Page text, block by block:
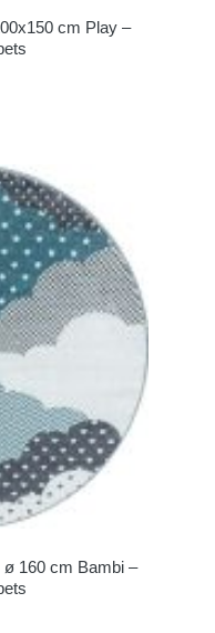
cm Play –
160 cm Bambi –